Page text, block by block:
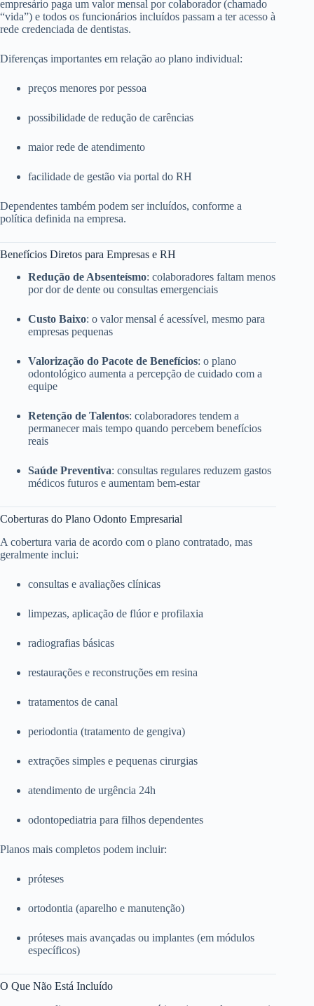
empresário paga um valor mensal por colaborador (chamado
“vida”) e todos os funcionários incluídos passam a ter acesso à
rede credenciada de dentistas.
Diferenças importantes em relação ao plano individual:
preços menores por pessoa
possibilidade de redução de carências
maior rede de atendimento
facilidade de gestão via portal do RH
Dependentes também podem ser incluídos, conforme a
política definida na empresa.
Benefícios Diretos para Empresas e RH
Redução de Absenteísmo: colaboradores faltam menos
por dor de dente ou consultas emergenciais
Custo Baixo: o valor mensal é acessível, mesmo para
empresas pequenas
Valorização do Pacote de Benefícios: o plano
odontológico aumenta a percepção de cuidado com a
equipe
Retenção de Talentos: colaboradores tendem a
permanecer mais tempo quando percebem benefícios
reais
Saúde Preventiva: consultas regulares reduzem gastos
médicos futuros e aumentam bem-estar
Coberturas do Plano Odonto Empresarial
A cobertura varia de acordo com o plano contratado, mas
geralmente inclui:
consultas e avaliações clínicas
limpezas, aplicação de flúor e profilaxia
radiografias básicas
restaurações e reconstruções em resina
tratamentos de canal
periodontia (tratamento de gengiva)
extrações simples e pequenas cirurgias
atendimento de urgência 24h
odontopediatria para filhos dependentes
Planos mais completos podem incluir:
próteses
ortodontia (aparelho e manutenção)
próteses mais avançadas ou implantes (em módulos
específicos)
O Que Não Está Incluído